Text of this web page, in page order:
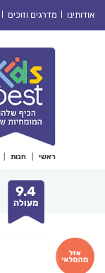
אודותינו מדרגים וזוכים
ראשי חנות
9.4
מעולה